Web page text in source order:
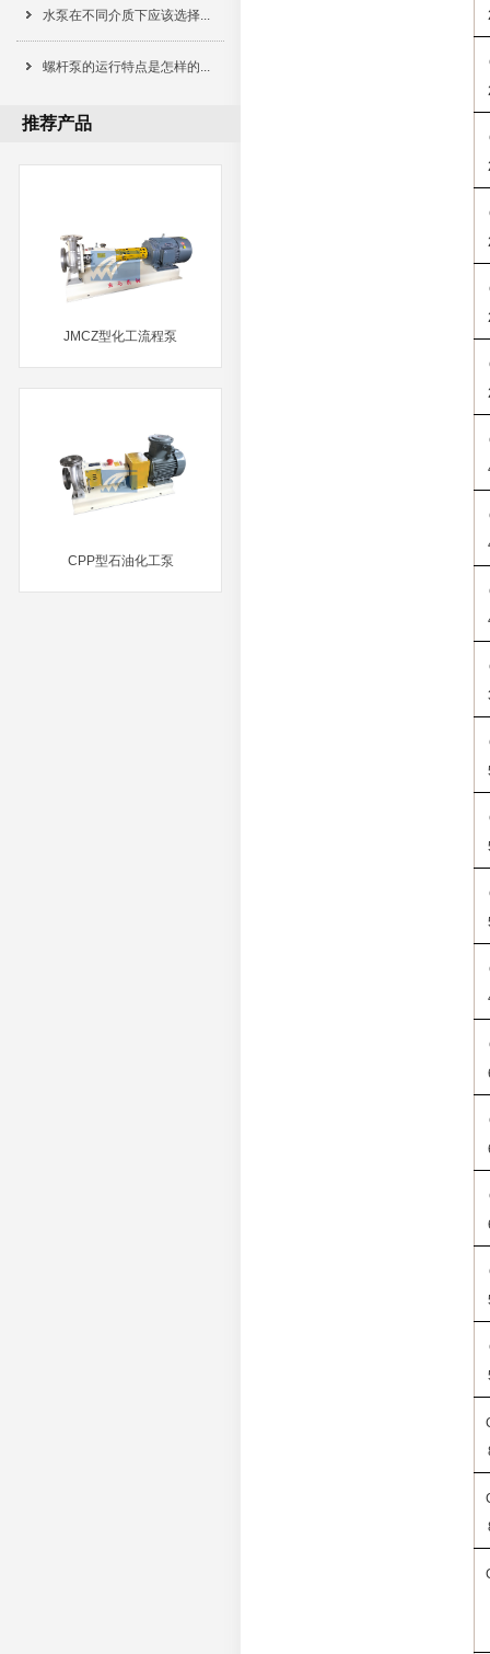
水泵在不同介质下应该选择...
螺杆泵的运行特点是怎样的...
推荐产品
JMCZ型化工流程泵
MORE
CPP型石油化工泵